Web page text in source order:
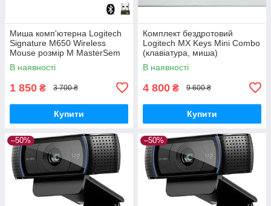
Миша комп'ютерна Logitech
Signature M650 Wireless
Mouse розмір М MasterSem
В наявності
1 850 ₴ 3 700 ₴
Купити
Комплект бездротовий
Logitech MX Keys Mini Combo
(клавіатура, миша)
MasterSem
В наявності
4 800 ₴ 9 600 ₴
Купити
–50% –50%